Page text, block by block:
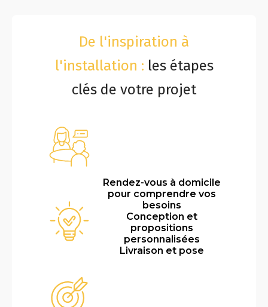
De l'inspiration à
l'installation : les étapes
clés de votre projet
Rendez-vous à domicile
pour comprendre vos
besoins
Conception et
propositions
personnalisées
Livraison et pose